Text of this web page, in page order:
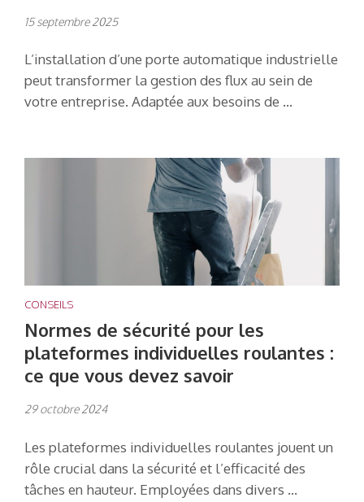
15 septembre 2025
L’installation d’une porte automatique industrielle
peut transformer la gestion des flux au sein de
votre entreprise. Adaptée aux besoins de …
CONSEILS
Normes de sécurité pour les
plateformes individuelles roulantes :
ce que vous devez savoir
29 octobre 2024
Les plateformes individuelles roulantes jouent un
rôle crucial dans la sécurité et l’efficacité des
tâches en hauteur. Employées dans divers …